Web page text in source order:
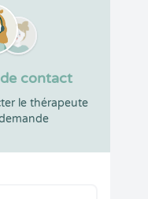
contact
le thérapeute